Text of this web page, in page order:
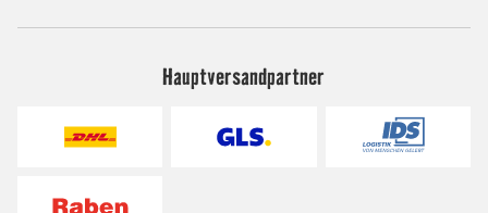
Hauptversandpartner